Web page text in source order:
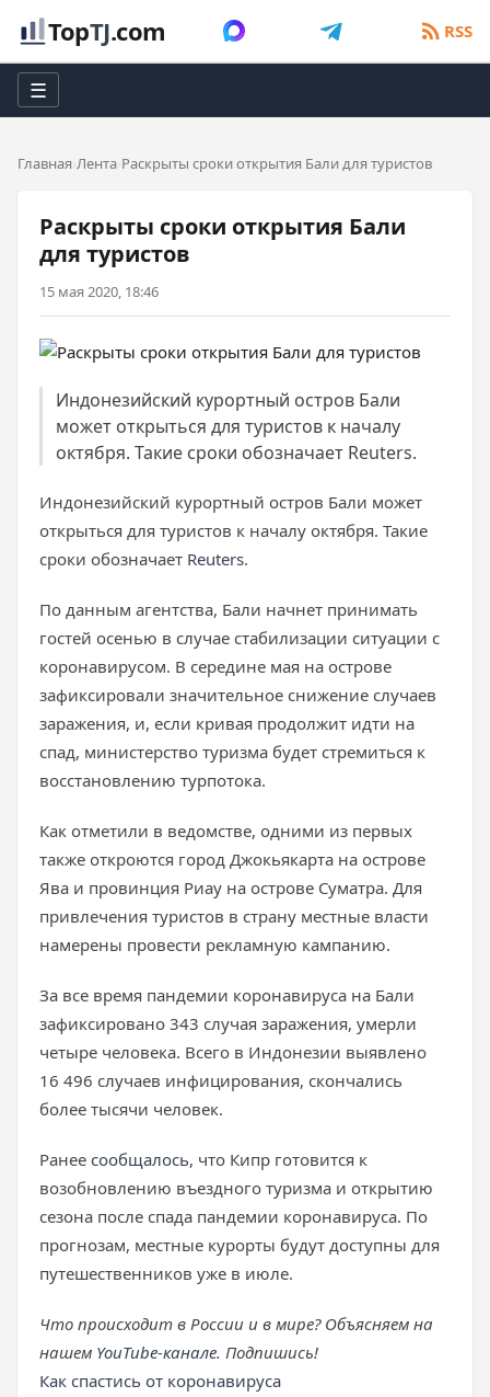
TopTJ.com RSS
☰
Главная Лента Раскрыты сроки открытия Бали для туристов
Раскрыты сроки открытия Бали
для туристов
15 мая 2020, 18:46
Индонезийский курортный остров Бали
может открыться для туристов к началу
октября. Такие сроки обозначает Reuters.
Индонезийский курортный остров Бали может
открыться для туристов к началу октября. Такие
сроки обозначает Reuters.
По данным агентства, Бали начнет принимать
гостей осенью в случае стабилизации ситуации с
коронавирусом. В середине мая на острове
зафиксировали значительное снижение случаев
заражения, и, если кривая продолжит идти на
спад, министерство туризма будет стремиться к
восстановлению турпотока.
Как отметили в ведомстве, одними из первых
также откроются город Джокьякарта на острове
Ява и провинция Риау на острове Суматра. Для
привлечения туристов в страну местные власти
намерены провести рекламную кампанию.
За все время пандемии коронавируса на Бали
зафиксировано 343 случая заражения, умерли
четыре человека. Всего в Индонезии выявлено
16 496 случаев инфицирования, скончались
более тысячи человек.
Ранее сообщалось, что Кипр готовится к
возобновлению въездного туризма и открытию
сезона после спада пандемии коронавируса. По
прогнозам, местные курорты будут доступны для
путешественников уже в июле.
Что происходит в России и в мире? Объясняем на
нашем YouTube-канале. Подпишись!
Как спастись от коронавируса